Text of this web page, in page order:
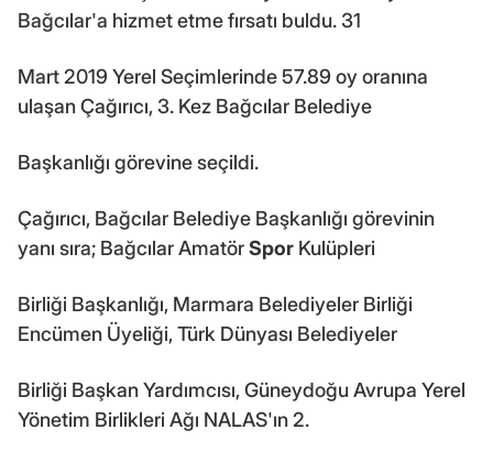
Bağcılar'a hizmet etme fırsatı buldu. 31
Mart 2019 Yerel Seçimlerinde 57.89 oy oranına
ulaşan Çağırıcı, 3. Kez Bağcılar Belediye
Başkanlığı görevine seçildi.
Çağırıcı, Bağcılar Belediye Başkanlığı görevinin
yanı sıra; Bağcılar AmatörSpor Kulüpleri
Birliği Başkanlığı, Marmara Belediyeler Birliği
Encümen Üyeliği, Türk Dünyası Belediyeler
Birliği Başkan Yardımcısı, Güneydoğu Avrupa Yerel
Yönetim Birlikleri Ağı NALAS'ın 2.